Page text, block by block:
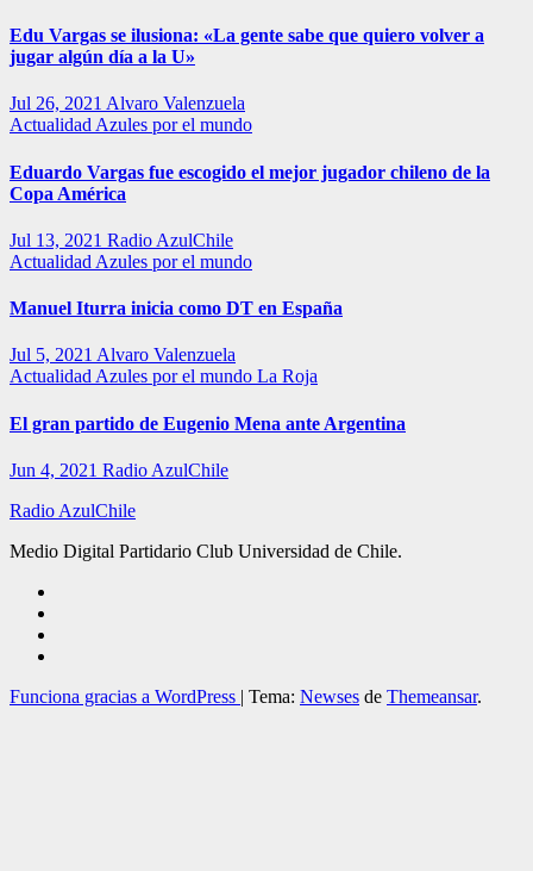
Edu Vargas se ilusiona: «La gente sabe que quiero volver a
jugar algún día a la U»
Jul 26, 2021 Alvaro Valenzuela
Actualidad Azules por el mundo
Eduardo Vargas fue escogido el mejor jugador chileno de la
Copa América
Jul 13, 2021 Radio AzulChile
Actualidad Azules por el mundo
Manuel Iturra inicia como DT en España
Jul 5, 2021 Alvaro Valenzuela
Actualidad Azules por el mundo La Roja
El gran partido de Eugenio Mena ante Argentina
Jun 4, 2021 Radio AzulChile
Radio AzulChile
Medio Digital Partidario Club Universidad de Chile.
Funciona gracias a WordPress | Tema: Newses de Themeansar.